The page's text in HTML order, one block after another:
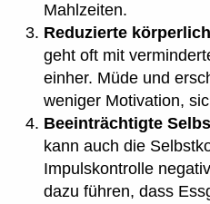
Mahlzeiten.
Reduzierte
geht oft mit
einher. Müde und
weniger Motivation,
Beeinträchtigte
kann auch die
Impulskontrolle
dazu führen, dass